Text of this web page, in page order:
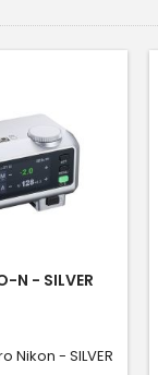
N - SILVER
Nikon - SILVER